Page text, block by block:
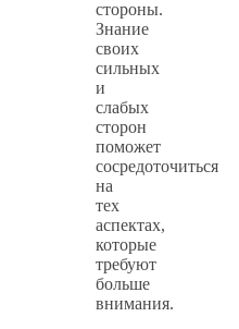
стороны.
Знание
своих
сильных
и
слабых
сторон
поможет
сосредоточиться
на
тех
аспектах,
которые
требуют
больше
внимания.